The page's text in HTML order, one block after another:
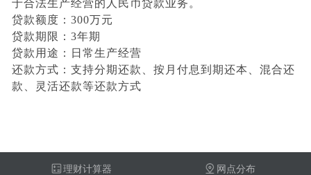
于合法生产经营的人民币贷款业务。
贷款额度：300万元
贷款期限：3年期
贷款用途：日常生产经营
还款方式：支持分期还款、按月付息到期还本、混合还
款、灵活还款等还款方式
理财计算器 网点分布